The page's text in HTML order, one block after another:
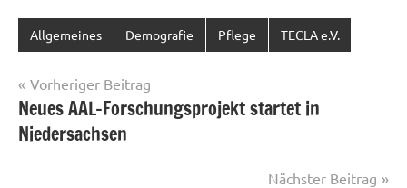
Allgemeines Demografie Pflege TECLA e.V.
Beitragsnavigation
Vorheriger Beitrag
Neues AAL-Forschungsprojekt startet in
Niedersachsen
Nächster Beitrag